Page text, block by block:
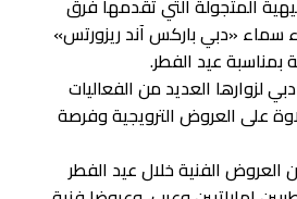
المتجولة التي تقدمها فرق
سماء «دبي باركس آند ريزورتس»
بمناسبة عيد الفطر.
لزوارها العديد من الفعاليات
على العروض الترويجية وفرصة
الفنية خلال عيد الفطر